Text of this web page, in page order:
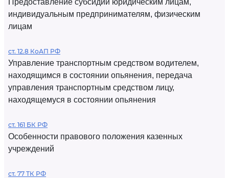
Предоставление субсидий юридическим лицам,
индивидуальным предпринимателям, физическим
лицам
ст. 12.8 КоАП РФ
Управление транспортным средством водителем,
находящимся в состоянии опьянения, передача
управления транспортным средством лицу,
находящемуся в состоянии опьянения
ст. 161 БК РФ
Особенности правового положения казенных
учреждений
ст. 77 ТК РФ